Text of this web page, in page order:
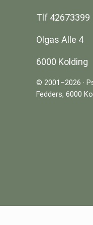
Tlf 42673399
Olgas Alle 4
6000 Kolding
© 2001–2026 ·
Fedders, 6000